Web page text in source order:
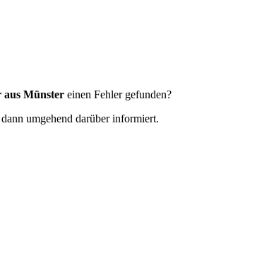
aus Münster einen Fehler gefunden?
umgehend darüber informiert.